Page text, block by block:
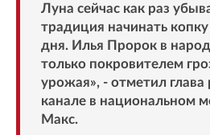
Луна сейчас как раз
традиция начинать
дня. Илья Пророк в
только покровителем
урожая», - отметил глава
канале в национальном
Макс.